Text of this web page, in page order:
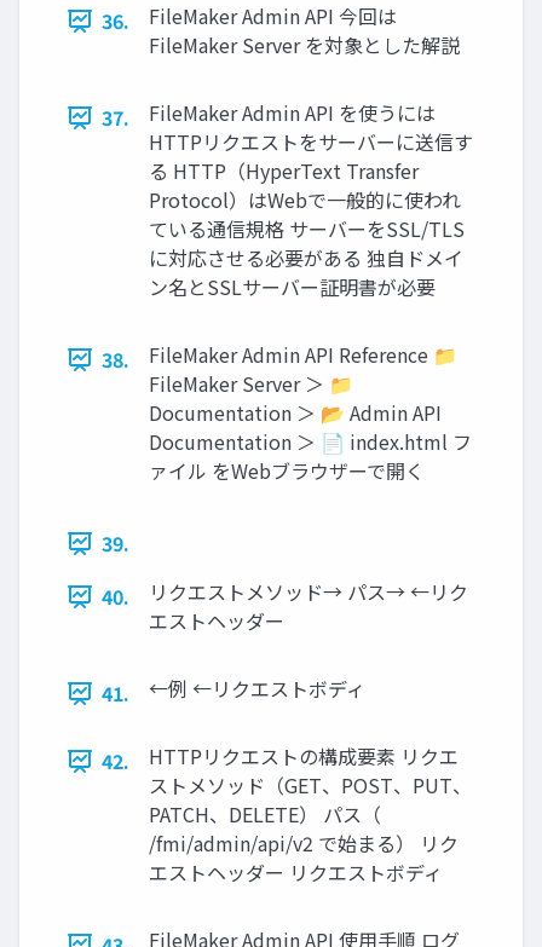
36.
FileMaker Admin API 今回は
FileMaker Server を対象とした解説
37.
FileMaker Admin API を使うには
HTTPリクエストをサーバーに送信す
る HTTP（HyperText Transfer
Protocol）はWebで一般的に使われ
ている通信規格 サーバーをSSL/TLS
に対応させる必要がある 独自ドメイ
ン名とSSLサーバー証明書が必要
38.
FileMaker Admin API Reference 📁
FileMaker Server ＞ 📁
Documentation ＞ 📂 Admin API
Documentation ＞ 📄 index.html フ
ァイル をWebブラウザーで開く
39.
40.
リクエストメソッド→ パス→ ←リク
エストヘッダー
41. ←例 ←リクエストボディ
42.
HTTPリクエストの構成要素 リクエ
ストメソッド（GET、POST、PUT、
PATCH、DELETE） パス（
/fmi/admin/api/v2 で始まる） リク
エストヘッダー リクエストボディ
FileMaker Admin API 使用手順 ログ